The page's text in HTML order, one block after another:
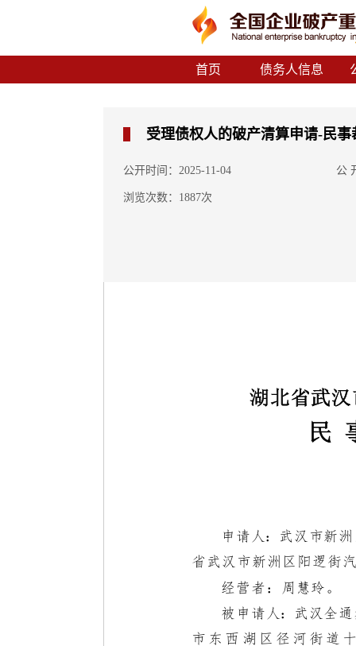
首页 债务人信息
受理债权人的破产清算申请-民事
公开时间：2025-11-04 公
浏览次数：1887次